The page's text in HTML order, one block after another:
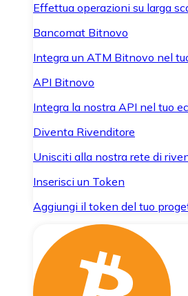
Effettua operazioni su larga
Bancomat Bitnovo
Integra un ATM Bitnovo nel
API Bitnovo
Integra la nostra API nel tuo
Diventa Rivenditore
Unisciti alla nostra rete di
Inserisci un Token
Aggiungi il token del tuo